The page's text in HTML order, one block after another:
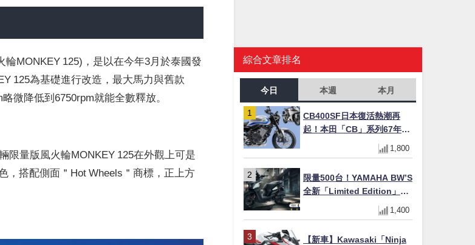
MONKEY 125)，是以在今年3月於泰國發
125為基礎進行改造，最大馬力與舊款
微降低到6750rpm就能全數釋放。
限量版風火輪MONKEY 125在外觀上可是
，搭配側面＂Hot Wheels＂商標，正上方
綜合文章排名
今日 本週 本月
CB400SF日本復活熱潮再
起！本田「CB」系列67年傳
奇解密 與CBR差異一次搞懂
1,800
限量500台！YAMAHA BW’S
全新「Limited Edition」都
市探索限定色 GOOPiMADE
聯名包同步登場
1,400
【新車】Kawasaki「Ninja